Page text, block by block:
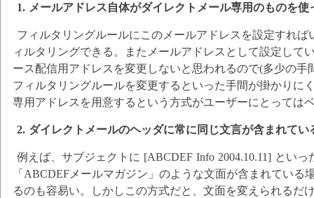
1. メールアドレス自体がダイレクトメール専用のものを使
フィルタリングルールにこのメールアドレスを設定すれ
ィルタリングできる。またメールアドレスとして設定して
ース配信用アドレスを変更しないと思われるので(多少の手
フィルタリングルールを変更するといった手間が掛かりに
専用アドレスを用意するという方式がユーザーにとっては
2. ダイレクトメールのヘッダに常に同じ文言が含まれてい
例えば、サブジェクトに [ABCDEF Info 2004.10.11] といっ
「ABCDEFメールマガジン」のような文面が含まれている
るのも容易い。しかしこの方式だと、文面を変えられるだ